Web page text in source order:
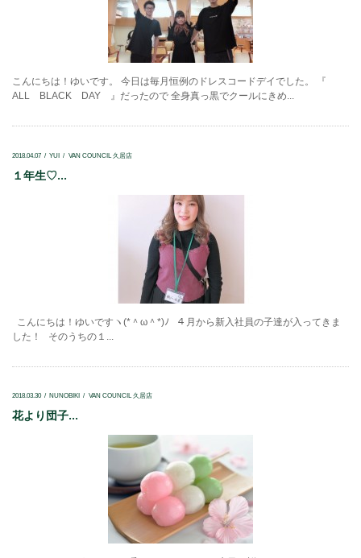
こんにちは！ゆいです。 今日は毎月恒例のドレスコードデイでした。 『
ALL BLACK DAY 』だったので 全身真っ黒でクールにきめ...
2018.04.07 YUI VAN COUNCIL 久居店
１年生♡...
こんにちは！ゆいですヽ(*＾ω＾*)ﾉ ４月から新入社員の子達が入ってきま
した！ そのうちの１...
2018.03.30 NUNOBIKI VAN COUNCIL 久居店
花より団子...